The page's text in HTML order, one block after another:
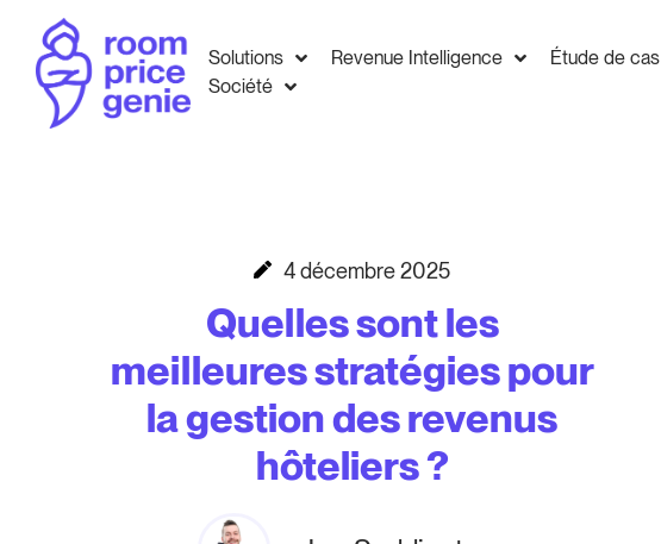
Solutions Revenue Intelligence Étude de cas
Société
4 décembre 2025
Quelles sont les
meilleures stratégies pour
la gestion des revenus
hôteliers ?